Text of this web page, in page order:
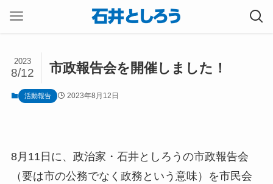
市政報告会を開催しました！
2023
8/12
活動報告 2023年8月12日
8月11日に、政治家・石井としろうの市政報告会
（要は市の公務でなく政務という意味）を市民会